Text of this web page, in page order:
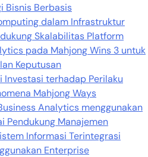
Bisnis Berbasis
dalam Infrastruktur
Skalabilitas Platform
pada Mahjong Wins 3 untuk
Keputusan
Investasi terhadap Perilaku
Mahjong Ways
Analytics menggunakan
Pendukung Manajemen
Informasi Terintegrasi
Enterprise